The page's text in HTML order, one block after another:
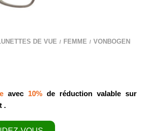
DE VUE / FEMME / VONBOGEN
avec 10% de réduction valable sur
.